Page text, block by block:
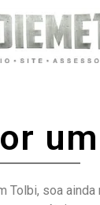
soa ainda